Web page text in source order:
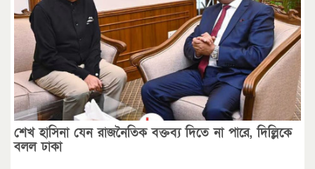
শেখ হাসিনা যেন রাজনৈতিক বক্তব্য দিতে না পারে, দিল্লিকে
বলল ঢাকা